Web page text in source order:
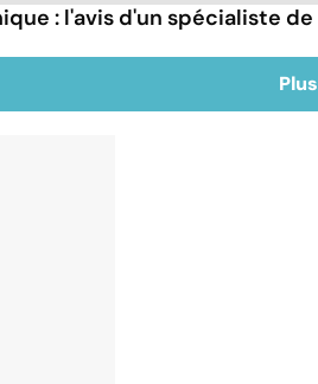
: l'avis d'un spécialiste de